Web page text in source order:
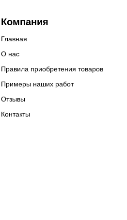
Компания
Главная
О нас
Правила приобретения товаров
Примеры наших работ
Отзывы
Контакты